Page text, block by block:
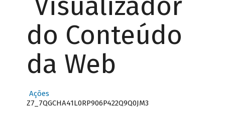
do Conteúdo
da Web
Ações
Z7_7QGCHA41L0RP906P422Q9Q0JM3